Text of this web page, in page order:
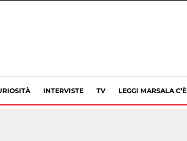
INTERVISTE TV LEGGI MARSALA C’È